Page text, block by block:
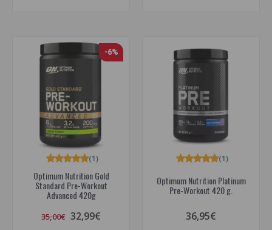
-6%
Optimum Nutrition Gold
Standard Pre-Workout
Advanced 420g
(1)
35,00€ 32,99€
Optimum Nutrition Platinum
Pre-Workout 420 g.
(1)
36,95€